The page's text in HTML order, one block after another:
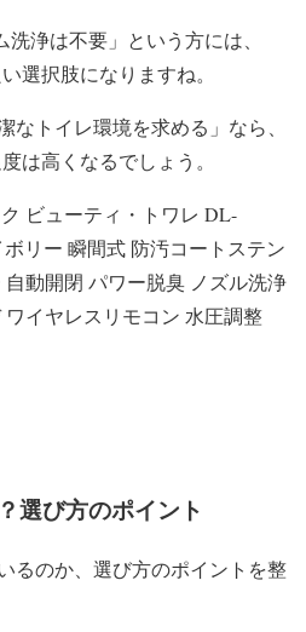
洗浄は不要」という方には、
選択肢になりますね。
なトイレ環境を求める」なら、
は高くなるでしょう。
ビューティ・トワレ DL-
リー 瞬間式 防汚コートステン
動開閉 パワー脱臭 ノズル洗浄
イヤレスリモコン 水圧調整
選び方のポイント
るのか、選び方のポイントを整